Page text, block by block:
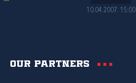
10.04.2007. 15:00
Our partners